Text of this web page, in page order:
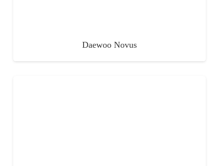
Daewoo Novus